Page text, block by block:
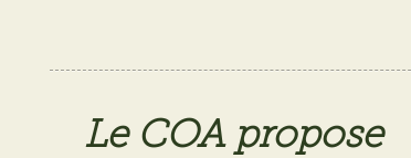
Le COA propose